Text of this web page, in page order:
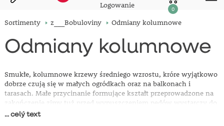
Logowanie 0
Sortimenty z___Bobuloviny Odmiany kolumnowe
Odmiany kolumnowe
Smukłe, kolumnowe krzewy średniego wzrostu, króre wyjątkowo
dobrze czują się w małych ogródkach oraz na balkonach i
tarasach. Małe przycinanie formujące kształt przeprowadzone na
zakończenie zimy tuż przed wypuszczeniem pędów wystarczy do
tego, żeby móc cieszyć się z ich piękna i smakowitych owoców.
... celý text